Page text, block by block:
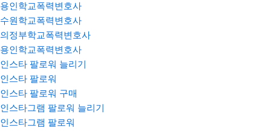
용인학교폭력변호사
수원학교폭력변호사
의정부학교폭력변호사
용인학교폭력변호사
인스타 팔로워 늘리기
인스타 팔로워
인스타 팔로워 구매
인스타그램 팔로워 늘리기
인스타그램 팔로워